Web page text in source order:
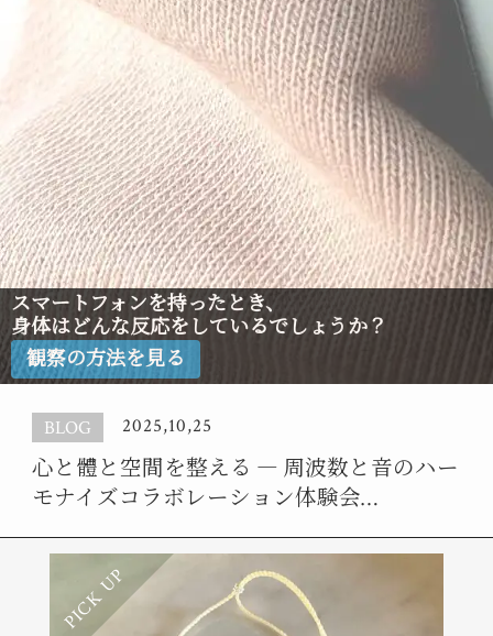
スマートフォンを持ったとき、
身体はどんな反応をしているでしょうか？
観察の方法を見る
BLOG 2025,10,08
車内の電磁波ノイズを整えて快適なドライ
ブを実現する方法
イベント案内 2025,10,25
ひねみわつらリトリートの案内
BLOG 2025,10,25
心と體と空間を整える ― 周波数と音のハー
モナイズコラボレーション体験会…
BLOG 2025,10,08
車内の電磁波ノイズを整えて快適なドライ
ブを実現する方法
PICK UP